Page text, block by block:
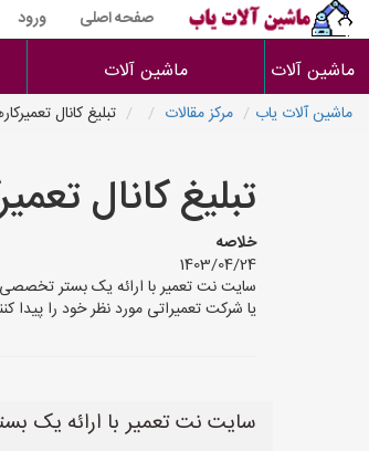
صفحه اصلی ورود
ماشین آلات ماشین آلات
ماشین آلات یاب مرکز مقالات تبلیغ کانال
تبلیغ کانال
خلاصه
1403/04/24
سایت نت تعمیر با ارائه یک بستر تخصصی
یا شرکت تعمیراتی مورد نظر خود را پیدا
سایت نت تعمیر با ارائه یک